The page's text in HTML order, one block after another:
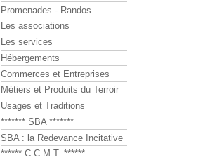
Promenades - Randos
Les associations
Les services
Hébergements
Commerces et Entreprises
Métiers et Produits du Terroir
Usages et Traditions
******* SBA *******
SBA : la Redevance Incitative
****** C.C.M.T. ******